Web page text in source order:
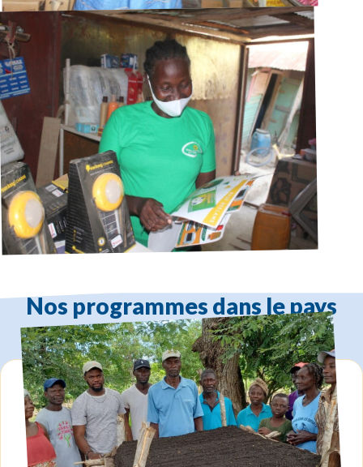
Nos programmes dans le pays